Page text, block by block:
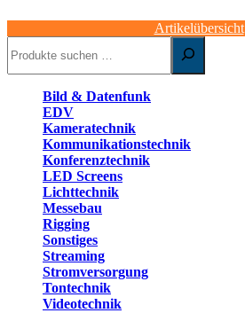
Artikelübersicht
Bild & Datenfunk
EDV
Kameratechnik
Kommunikationstechnik
Konferenztechnik
LED Screens
Lichttechnik
Messebau
Rigging
Sonstiges
Streaming
Stromversorgung
Tontechnik
Videotechnik